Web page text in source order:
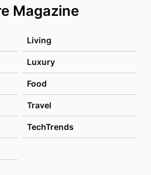
Magazine
Living
Luxury
Food
Travel
TechTrends